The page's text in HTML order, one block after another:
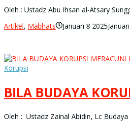
Oleh : Ustadz Abu Ihsan al-Atsary
Artikel, Mabhats Januari 8 2025
Korupsi
BILA BUDAYA
Oleh : Ustadz Zainal Abidin, Lc